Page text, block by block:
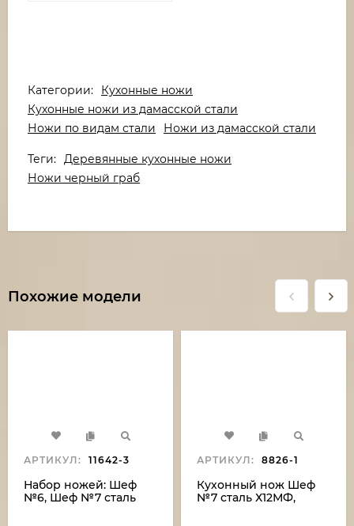
Категории:
Кухонные ножи
Кухонные ножи из дамасской стали
Ножи по видам стали
Ножи из дамасской стали
Теги: Деревянные кухонные ножи
Ножи черный граб
Похожие модели
АРТИКУЛ: 11642-3
Набор ножей: Шеф
№6, Шеф №7 сталь
АРТИКУЛ: 8826-1
Кухонный нож Шеф
№7 сталь Х12МФ,